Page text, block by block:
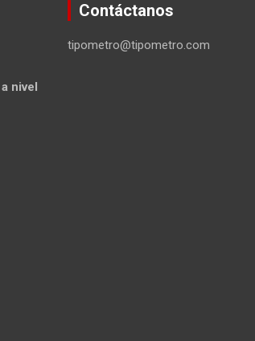
nivel
Contáctanos
tipometro@tipometro.com